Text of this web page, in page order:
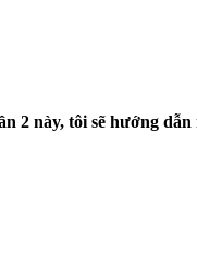
2 này, tôi sẽ hướng